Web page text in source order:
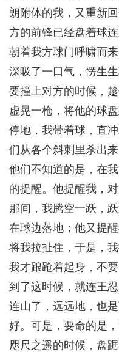
朗附体的我，又重新
方的前锋已经盘着球
朝着我方球门呼啸而
深吸了一口气，愣生
要撞上对方的时候，
虚晃一枪，将他的球
停地，我带着球，直
们从各个斜刺里杀出
他们不知道的是，在
的提醒。他提醒我，
那间，我腾空一跃，
在球边落地；他又提
将我拉扯住，于是，
我才踉跄着起身，不
到了这时候，就连王
连山了，远远地，也
好。可是，要命的是
咫尺之遥的时候，盘